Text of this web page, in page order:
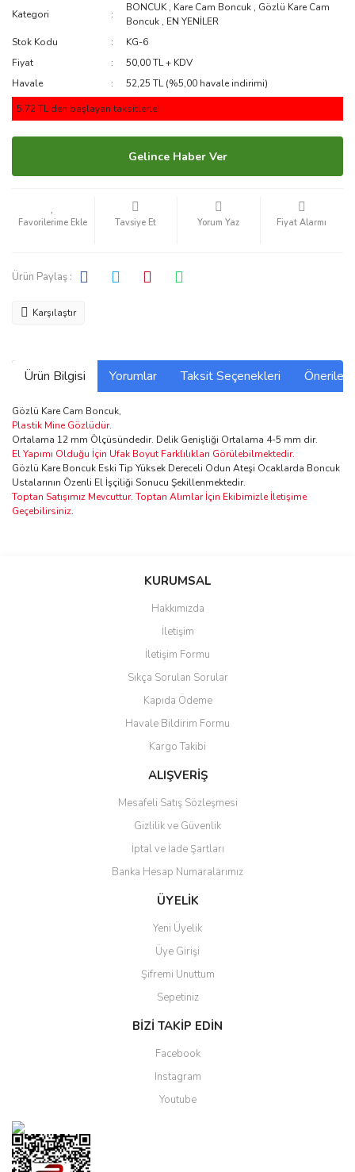
Kategori
BONCUK , Kare Cam Boncuk , Gözlü Kare Cam
Boncuk , EN YENİLER
Stok Kodu
KG-6
Fiyat
50,00 TL + KDV
Havale
52,25 TL (%5,00 havale indirimi)
5,72 TL den başlayan taksitlerle!
Gelince Haber Ver
Tavsiye Et Yorum Yaz Fiyat Alarmı
Ürün Paylaş :
Karşılaştır
Ürün Bilgisi Yorumlar Taksit Seçenekleri
Gözlü Kare Cam Boncuk,
Plastik Mine Gözlüdür.
Ortalama 12 mm Ölçüsündedir. Delik Genişliği Ortalama 4-5 mm dir.
El Yapımı Olduğu İçin Ufak Boyut Farklılıkları Görülebilmektedir.
Gözlü Kare Boncuk Eski Tip Yüksek Dereceli Odun Ateşi Ocaklarda Boncuk
Ustalarının Özenli El İşçiliği Sonucu Şekillenmektedir.
Toptan Satışımız Mevcuttur. Toptan Alımlar İçin Ekibimizle İletişime
Geçebilirsiniz.
Bu ürüne ilk yorumu siz yapın!
Yorum Yaz
Ürün resmi kalitesiz, bozuk veya görüntülenemiyor.
Ürün açıklamasında eksik bilgiler bulunuyor.
Ürün bilgilerinde hatalar bulunuyor.
Ürün fiyatı diğer sitelerden daha pahalı.
Bu ürüne benzer farklı alternatifler olmalı.
Gönder
KURUMSAL
Hakkımızda
İletişim
İletişim Formu
Sıkça Sorulan Sorular
Kapıda Ödeme
Havale Bildirim Formu
Kargo Takibi
ALIŞVERİŞ
Mesafeli Satış Sözleşmesi
Gizlilik ve Güvenlik
İptal ve İade Şartları
Banka Hesap Numaralarımız
ÜYELİK
Yeni Üyelik
Üye Girişi
Şifremi Unuttum
Sepetiniz
BİZİ TAKİP EDİN
Facebook
Instagram
Youtube